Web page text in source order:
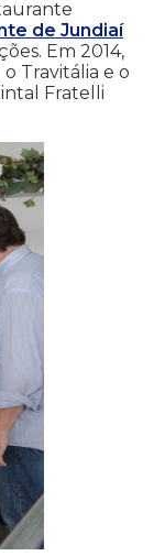
de Jundiaí
Em 2014,
Travitália e o
Fratelli